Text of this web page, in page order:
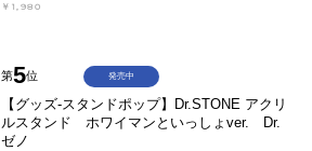
￥1,980
第5位
【グッズ-スタンドポップ】Dr.STONE アクリ
ルスタンド ホワイマンといっしょver. Dr.
ゼノ
発売中